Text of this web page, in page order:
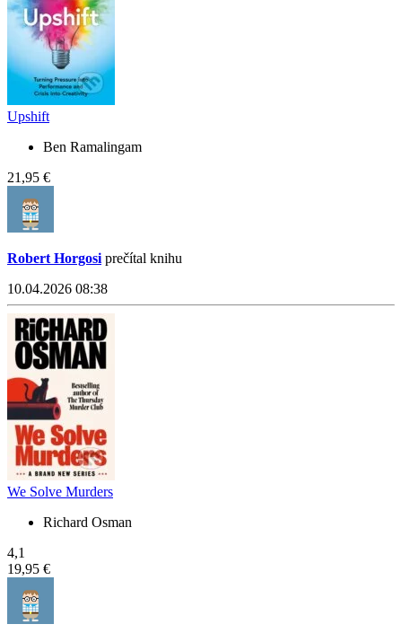
Upshift
Ben Ramalingam
21,95 €
Robert Horgosi prečítal knihu
10.04.2026 08:38
We Solve Murders
Richard Osman
4,1
19,95 €